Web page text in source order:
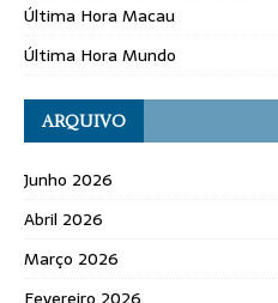
Última Hora Macau
Última Hora Mundo
ARQUIVO
Junho 2026
Abril 2026
Março 2026